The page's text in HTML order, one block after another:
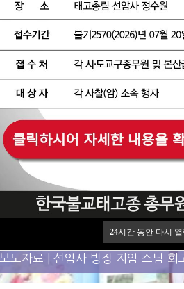
24시간 동안 다시
보도자료 | 선암사 방장 지암 스님 회
보도자료 | 천호암과 동화선사 등 참